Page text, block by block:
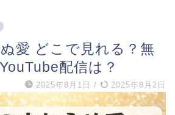
愛 どこで見れる？無
配信は？
2025年8月1日 / 2025年8月2日